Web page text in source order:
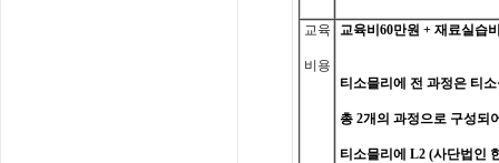
교육
비용
교육비60만원 +재료실습
티소믈리에 전 과정은 티
총 2개의 과정으로 구성되
티소믈리에 L2 (사단법인